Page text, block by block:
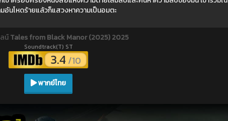
อันโหดร้ายแล้วก็แสวงหาความเป็นอมตะ
น์Tales from Black Manor (2025) 2025
Soundtrack(T) ST
3.4 /10
พากย์ไทย